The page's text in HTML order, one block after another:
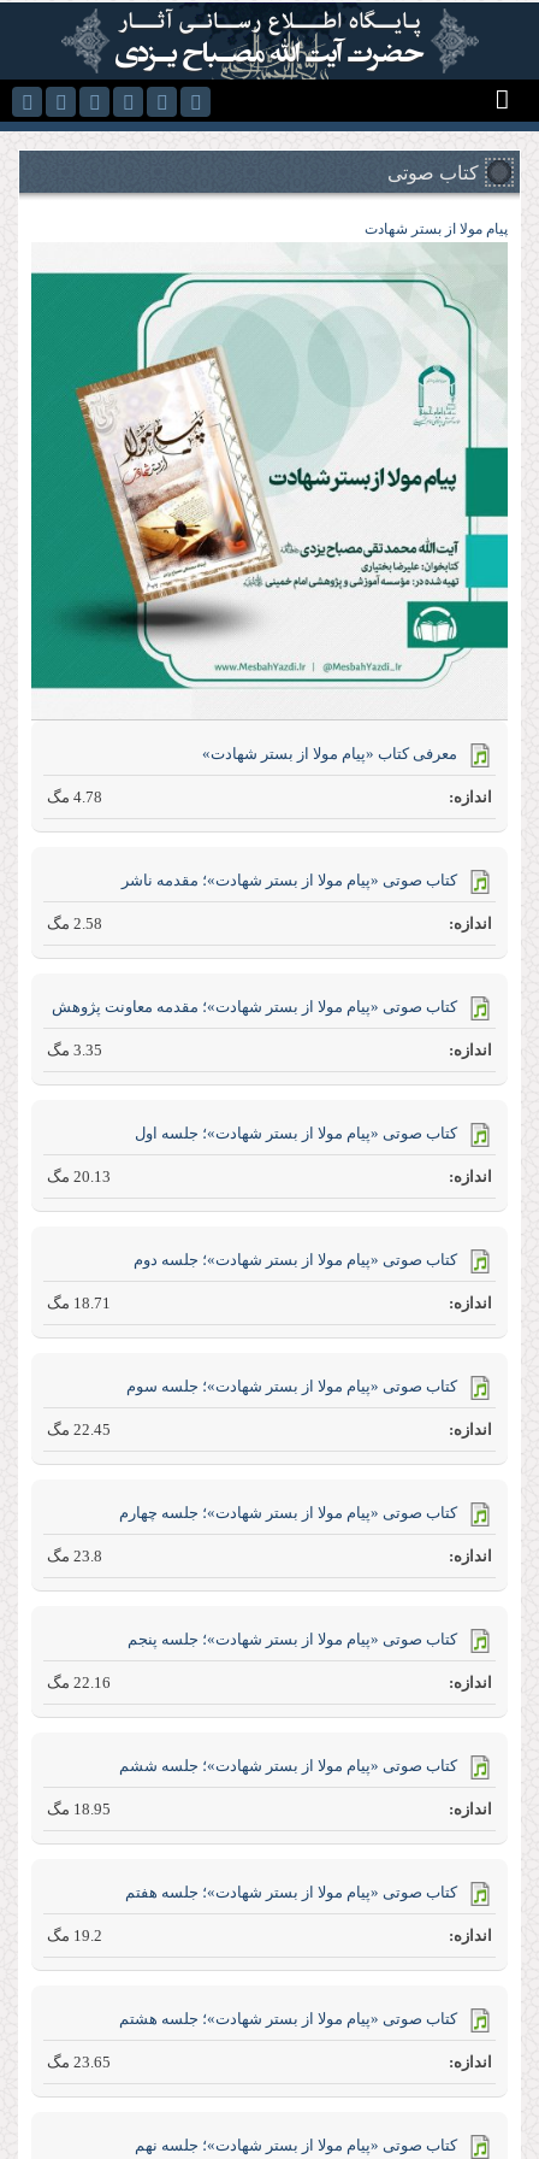
رفتن به محتوای اصلی
کتاب صوتی
پیام مولا از بستر شهادت
معرفی کتاب «پیام مولا از بستر شهادت»
4.78 مگ
کتاب صوتی «پیام مولا از بستر شهادت»؛ مقدمه ناشر
2.58 مگ
کتاب صوتی «پیام مولا از بستر شهادت»؛ مقدمه معاونت پژوهش
3.35 مگ
کتاب صوتی «پیام مولا از بستر شهادت»؛ جلسه اول
20.13 مگ
کتاب صوتی «پیام مولا از بستر شهادت»؛ جلسه دوم
18.71 مگ
کتاب صوتی «پیام مولا از بستر شهادت»؛ جلسه سوم
22.45 مگ
کتاب صوتی «پیام مولا از بستر شهادت»؛ جلسه چهارم
23.8 مگ
کتاب صوتی «پیام مولا از بستر شهادت»؛ جلسه پنجم
22.16 مگ
کتاب صوتی «پیام مولا از بستر شهادت»؛ جلسه ششم
18.95 مگ
کتاب صوتی «پیام مولا از بستر شهادت»؛ جلسه هفتم
19.2 مگ
کتاب صوتی «پیام مولا از بستر شهادت»؛ جلسه هشتم
23.65 مگ
کتاب صوتی «پیام مولا از بستر شهادت»؛ جلسه نهم